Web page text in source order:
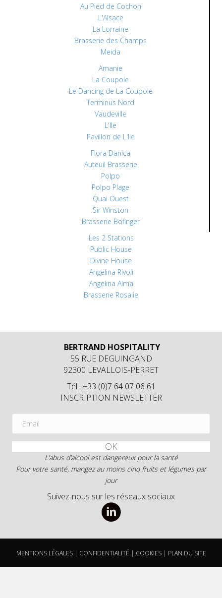
Au Pied de Cochon
L'Alsace
La Lorraine
Brasserie des Champs
Meida
Amanie
La Coupole
Le Dancing de La Coupole
Terminus Nord
Vaudeville
L'Ile
Pavillon de L'Ile
Flora Danica
Auteuil Brasserie
Polpo
Polpo Plage
Quai Ouest
Sir Winston
Brasserie Bofinger
Les 2 Stations
Public House
Divine House
Angelina Rivoli
Angelina Alma
Brasserie Rosalie
BERTRAND HOSPITALITY
55 RUE DEGUINGAND
92300 LEVALLOIS-PERRET
Tél : +33 (0)7 64 07 06 61
INSCRIPTION NEWSLETTER
OK
L’abus d’alcool est dangereux pour la santé
Pour votre santé, mangez au moins cinq fruits et légumes par
jour
Suivez-nous sur les réseaux sociaux
MENTIONS LÉGALES| CONFIDENTIALITÉ | COOKIES| PLAN DU SITE